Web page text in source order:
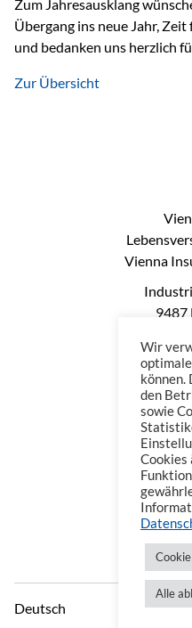
Zum Jahresausklang
Übergang ins neue Jahr,
und bedanken uns herzlich
Zur Übersicht
Vienna
9487
Phone:
Telefax:
Mail:
Deutsch
Wir
können.
den
sowie
Cookies
Alle